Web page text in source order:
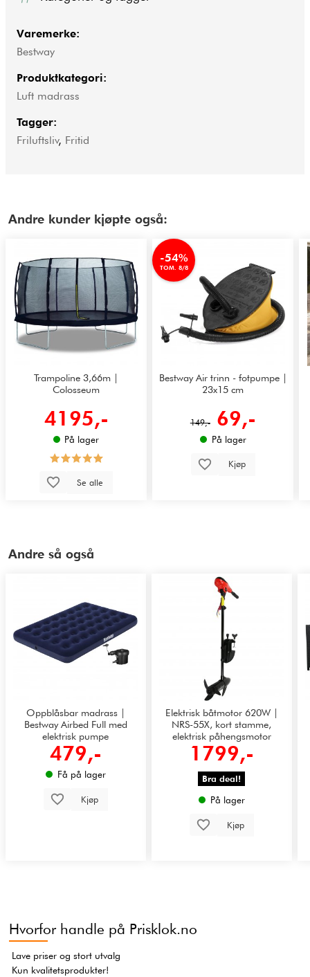
Varemerke:
Bestway
Produktkategori:
Luft madrass
Tagger:
Friluftsliv, Fritid
Andre kunder kjøpte også:
Trampoline 3,66m |
Colosseum
4195,-
På lager
Se alle
-54%
TOM. 8/8
Bestway Air trinn - fotpumpe |
23x15 cm
149,- 69,-
På lager
Kjøp
Andre så også
Oppblåsbar madrass |
Bestway Airbed Full med
elektrisk pumpe
479,-
Få på lager
Kjøp
Elektrisk båtmotor 620W |
NRS-55X, kort stamme,
elektrisk påhengsmotor
1799,-
Bra deal!
På lager
Kjøp
Hvorfor handle på Prisklok.no
Lave priser og stort utvalg
Kun kvalitetsprodukter!